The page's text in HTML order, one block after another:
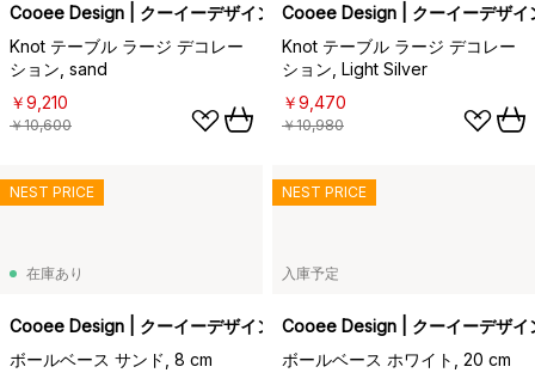
Cooee Design | クーイーデザイン
Knot テーブル ラージ デコレー
ション, sand
￥9,210
￥10,600
Cooee Design | クーイーデザイ
Knot テーブル ラージ デコレー
ション, Light Silver
￥9,470
￥10,980
在庫あり
Cooee Design | クーイーデザイン
ボールベース サンド, 8 cm
NEST PRICE
入庫予定
Cooee Design | クーイーデザイ
ボールベース ホワイト, 20 cm
NEST PRICE